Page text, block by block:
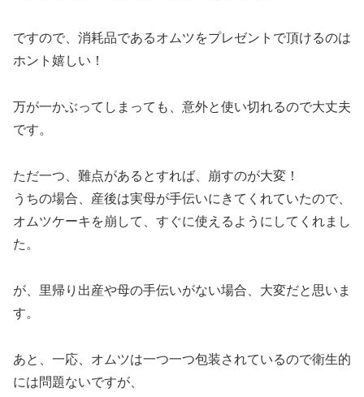
ですので、消耗品であるオムツをプレゼントで頂けるのは
ホント嬉しい！
万が一かぶってしまっても、意外と使い切れるので大丈夫
です。
ただ一つ、難点があるとすれば、崩すのが大変！
うちの場合、産後は実母が手伝いにきてくれていたので、
オムツケーキを崩して、すぐに使えるようにしてくれまし
た。
が、里帰り出産や母の手伝いがない場合、大変だと思いま
す。
あと、一応、オムツは一つ一つ包装されているので衛生的
には問題ないですが、